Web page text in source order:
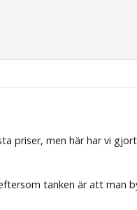
priser, men här har vi
tanken är att man